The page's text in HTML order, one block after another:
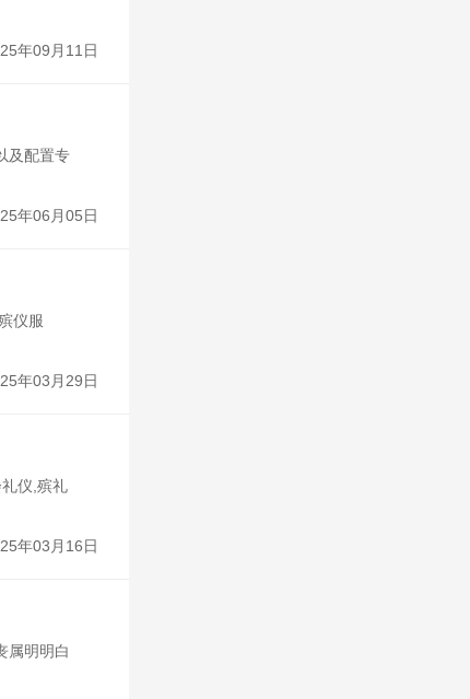
年09月11日
及配置专
年06月05日
仪服
年03月29日
仪,殡礼
年03月16日
属明明白